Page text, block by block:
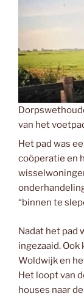
van het
Het pad was
coöperatie en
“binnen te
Nadat het pad
ingezaaid.
Woldwijk en
Het loopt van
houses naar